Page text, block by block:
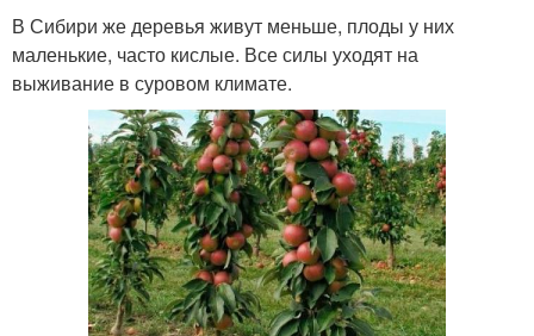
В Сибири же деревья живут меньше, плоды у них
маленькие, часто кислые. Все силы уходят на
выживание в суровом климате.